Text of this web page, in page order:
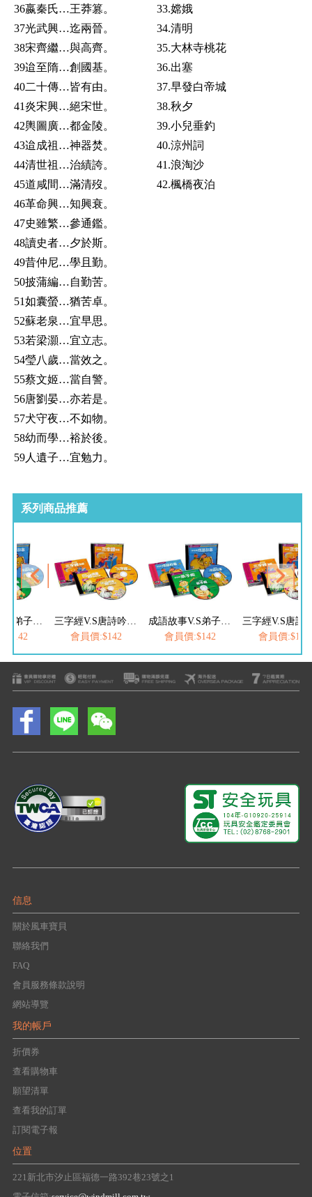
36嬴秦氏…王莽篡。
37光武興…迄兩晉。
38宋齊繼…與高齊。
39迨至隋…創國基。
40二十傳…皆有由。
41炎宋興…絕宋世。
42輿圖廣…都金陵。
43迨成祖…神器焚。
44清世祖…治績誇。
45道咸間…滿清歿。
46革命興…知興衰。
47史雖繁…參通鑑。
48讀史者…夕於斯。
49昔仲尼…學且勤。
50披蒲編…自勤苦。
51如囊螢…猶苦卓。
52蘇老泉…宜早思。
53若梁灝…宜立志。
54瑩八歲…當效之。
55蔡文姬…當自警。
56唐劉晏…亦若是。
57犬守夜…不如物。
58幼而學…裕於後。
59人遺子…宜勉力。
33.嫦娥
34.清明
35.大林寺桃花
36.出塞
37.早發白帝城
38.秋夕
39.小兒垂釣
40.涼州詞
41.浪淘沙
42.楓橋夜泊
系列商品推薦
成語故事V.S弟子規(雙CD)
:$142
三字經V.S唐詩吟唱(雙CD)
會員價:$142
成語故事V.S弟子規(雙CD)
會員價:$142
會員價:$142
信息
關於風車寶貝
聯絡我們
FAQ
會員服務條款說明
網站導覽
我的帳戶
折價券
查看購物車
願望清單
查看我的訂單
訂閱電子報
位置
221新北市汐止區福德一路392巷23號之1